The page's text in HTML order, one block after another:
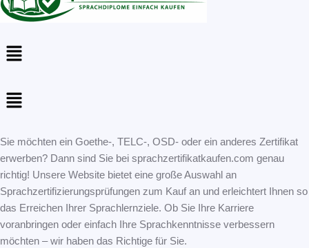
Menu
Menu
Sie möchten ein Goethe-, TELC-, OSD- oder ein anderes Zertifikat
erwerben? Dann sind Sie bei sprachzertifikatkaufen.com genau
richtig! Unsere Website bietet eine große Auswahl an
Sprachzertifizierungsprüfungen zum Kauf an und erleichtert Ihnen so
das Erreichen Ihrer Sprachlernziele. Ob Sie Ihre Karriere
voranbringen oder einfach Ihre Sprachkenntnisse verbessern
möchten – wir haben das Richtige für Sie.